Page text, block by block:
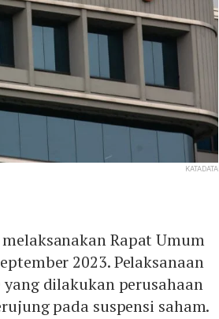
KATADATA
Rapat Umum
2023. Pelaksanaan
dilakukan perusahaan
pada suspensi saham.